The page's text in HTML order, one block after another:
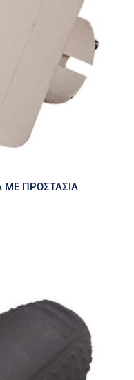
3 AΠΛA ΜΕ
ΜΕ ΠΡΟΣΤΑΣΙΑ